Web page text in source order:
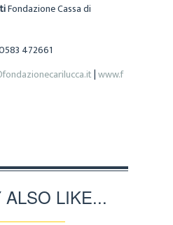
Fondazione Cassa di
472661
|www.f
ALSO LIKE...